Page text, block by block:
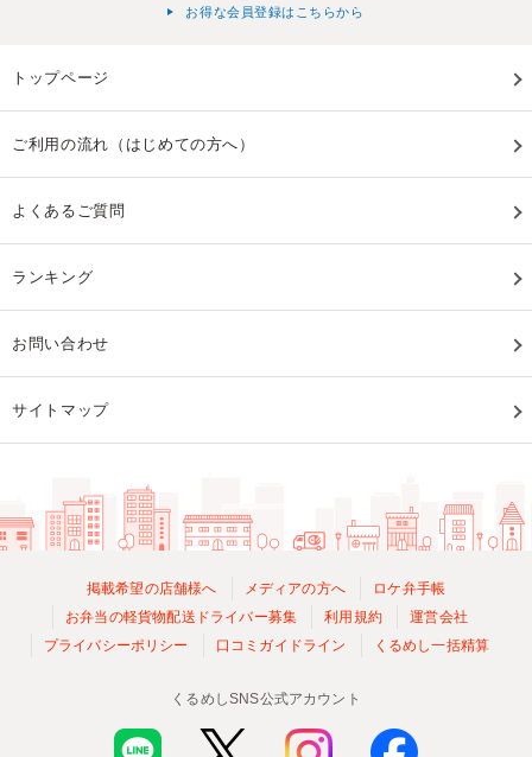
お得な会員登録はこちらから
トップページ
ご利用の流れ（はじめての方へ）
よくあるご質問
ランキング
お問い合わせ
サイトマップ
掲載希望の店舗様へ メディアの方へ
ロケ弁手帳
お弁当の軽貨物配送ドライバー募集
利用規約
運営会社
プライバシーポリシー
口コミガイドライン くるめし一括精算
くるめしSNS公式アカウント